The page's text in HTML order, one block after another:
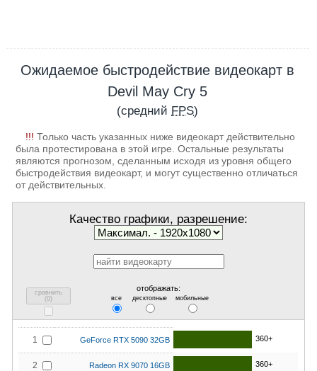
Ожидаемое быстродействие видеокарт в
Devil May Cry 5
(средний FPS)
!!! Только часть указанных ниже видеокарт действительно
была протестирована в этой игре. Остальные результаты
являются прогнозом, сделанным исходя из уровня общего
быстродействия видеокарт, и могут существенно отличаться
от действительных.
Качество графики, разрешение:
сравнить
(0)
отображать:
все десктопные мобильные
1 GeForce RTX 5090 32GB 360+
2 Radeon RX 9070 16GB 360+